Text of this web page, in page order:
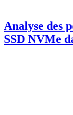
Analyse des
SSD NVMe